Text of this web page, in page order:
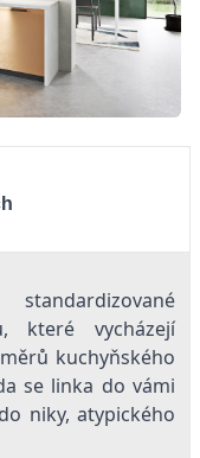
které vycházejí
kuchyňského
se linka do vámi
niky, atypického